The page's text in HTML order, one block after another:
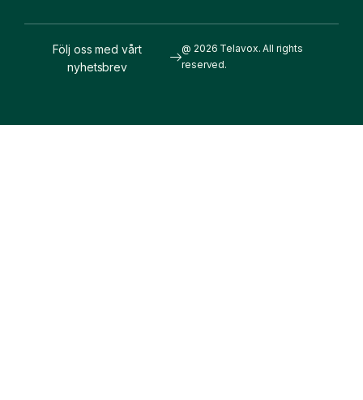
@ 2026 Telavox. All rights
reserved.
Följ oss med vårt
nyhetsbrev